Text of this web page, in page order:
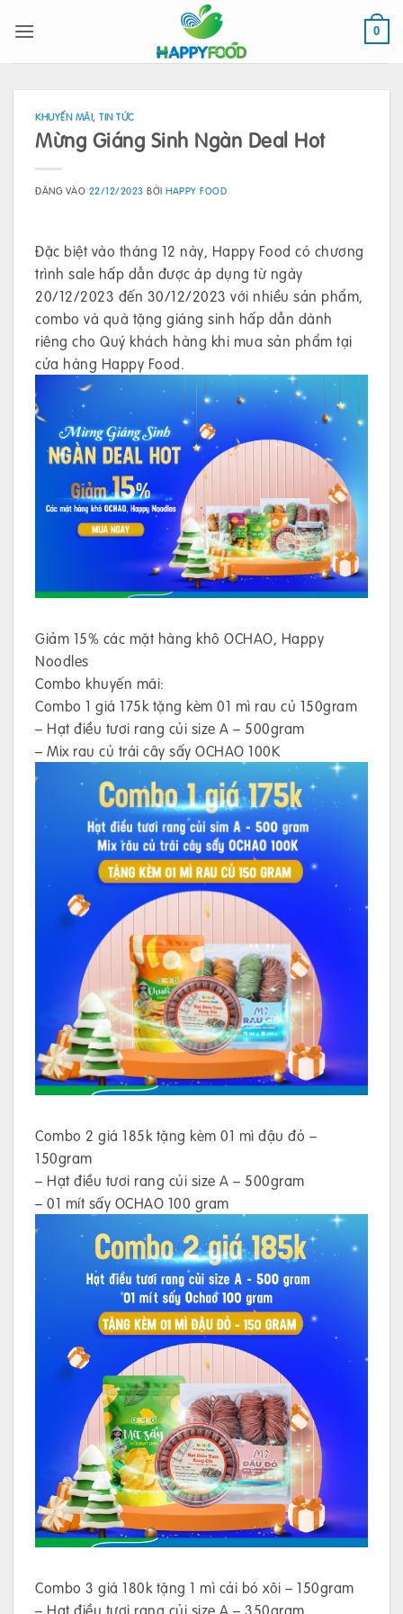
qua
0
KHUYẾN MÃI, TIN TỨC
Mừng Giáng Sinh Ngàn Deal Hot
ĐĂNG VÀO 22/12/2023 BỞIHAPPY FOOD
Đặc biệt vào tháng 12 này, Happy Food có chương
trình sale hấp dẫn được áp dụng từ ngày
20/12/2023 đến 30/12/2023 với nhiều sản phẩm,
combo và quà tặng giáng sinh hấp dẫn dành
riêng cho Quý khách hàng khi mua sản phẩm tại
cửa hàng Happy Food.
Giảm 15% các mặt hàng khô OCHAO, Happy
Noodles
Combo khuyến mãi:
Combo 1 giá 175k tặng kèm 01 mì rau củ 150gram
– Hạt điều tươi rang củi size A – 500gram
– Mix rau củ trái cây sấy OCHAO 100K
Combo 2 giá 185k tặng kèm 01 mì đậu đỏ –
150gram
– Hạt điều tươi rang củi size A – 500gram
– 01 mít sấy OCHAO 100 gram
Combo 3 giá 180k tặng 1 mì cải bó xôi – 150gram
– Hạt điều tươi rang củi size A – 350gram